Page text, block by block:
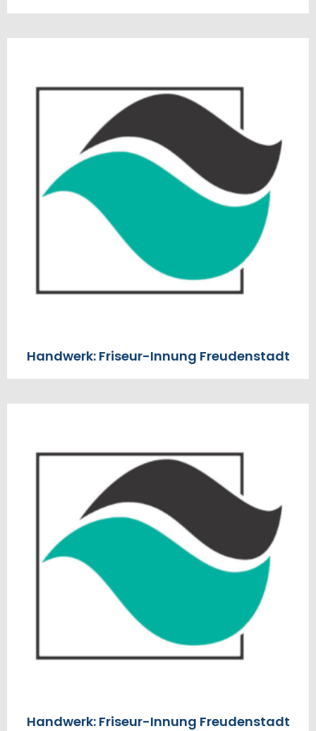
Handwerk: Friseur-Innung Freudenstadt
Handwerk: Friseur-Innung Freudenstadt